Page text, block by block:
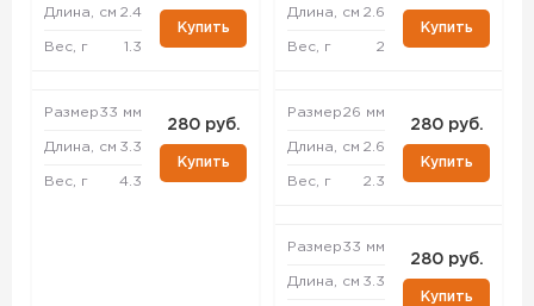
Длина, см 2.4
Вес, г 1.3
Купить
Размер33 мм
Длина, см 3.3
Вес, г 4.3
280 руб.
Купить
Длина, см 2.6
Вес, г 2
Купить
Размер26 мм
Длина, см 2.6
Вес, г 2.3
280 руб.
Купить
Размер33 мм
Длина, см 3.3
280 руб.
Купить